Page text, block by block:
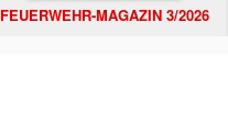
FEUERWEHR-MAGAZIN 3/2026